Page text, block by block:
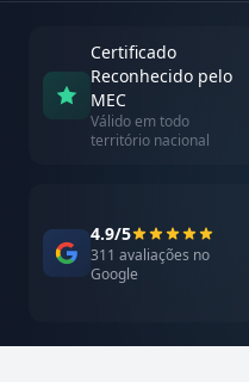
Certificado
Reconhecido pelo
MEC
Válido em todo
território nacional
4.9/5
311 avaliações no
Google